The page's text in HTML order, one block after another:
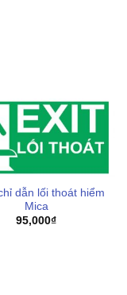
dẫn lối thoát hiểm
Mica
95,000₫